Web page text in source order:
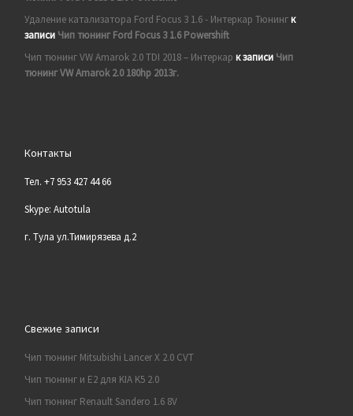
Удаление катализатора Ford Focus 3 1.6 - Интеркар Тюнингк
записи Чип тюнинг Ford Focus 3 1.6 Powershift
Чип тюнинг VW Amarok 2.0 TDI 2018 – Интеркар к записи Чип
тюнинг VW Amarok 2.0 180hp 2013г.
Контакты
Тел. +7 953 427 44 66
Skype: Autotula
г. Тула ул.Тимирязева д.2
Свежие записи
Чип тюнинг Mitsubishi Lancer X 2.0 CVT
Чип тюнинг и E2 для KIA K5 2.0
Чип тюнинг Renault Sandero 1.6 8V